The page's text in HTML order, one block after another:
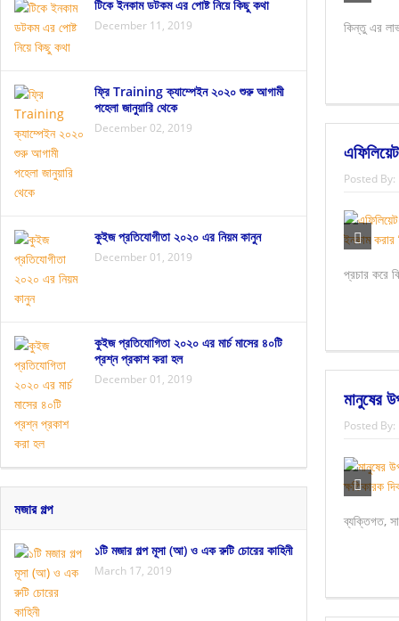
কিন্তু এর
Posted By:
প্রচার করে
মানুষের
Posted By:
ব্যক্তিগত,
টিকে ইনকাম ডটকম এর পোষ্ট নিয়ে কিছু কথা
December 11, 2019
ফ্রি Training ক্যাম্পেইন ২০২০ শুরু আগামী
পহেলা জানুয়ারি থেকে
December 02, 2019
কুইজ প্রতিযোগীতা ২০২০ এর নিয়ম কানুন
December 01, 2019
কুইজ প্রতিযোগিতা ২০২০ এর মার্চ মাসের ৪০টি
প্রশ্ন প্রকাশ করা হল
December 01, 2019
মজার গল্প
১টি মজার গল্প মূসা (আ) ও এক রুটি চোরের কাহিনী
March 17, 2019